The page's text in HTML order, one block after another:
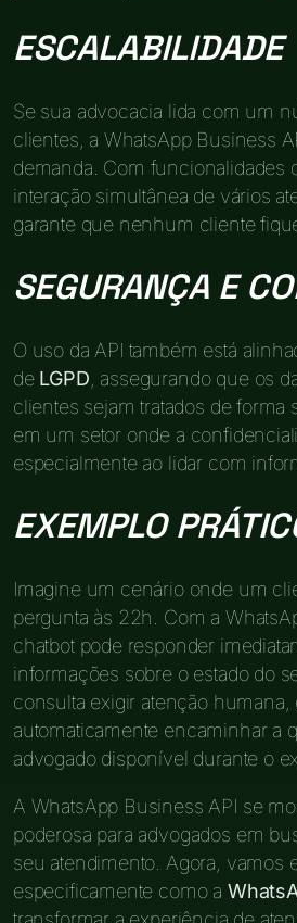
ESCALABILIDADE
Se sua advocacia lida com um
clientes, a WhatsApp Business
demanda. Com funcionalidades
interação simultânea de vários
garante que nenhum cliente
SEGURANÇA E
O uso da API também está
de LGPD , assegurando que os
clientes sejam tratados de forma
em um setor onde a
especialmente ao lidar com
EXEMPLO
Imagine um cenário onde um
pergunta às 22h. Com a
chatbot pode responder
informações sobre o estado do
consulta exigir atenção humana,
automaticamente encaminhar a
advogado disponível durante o
A WhatsApp Business API se
poderosa para advogados em
seu atendimento. Agora, vamos
especificamente como a